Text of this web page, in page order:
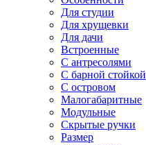
Для студии
Для хрущевки
Для дачи
Встроенные
С антресолями
С барной стойкой
С островом
Малогабаритные
Модульные
Скрытые ручки
Размер